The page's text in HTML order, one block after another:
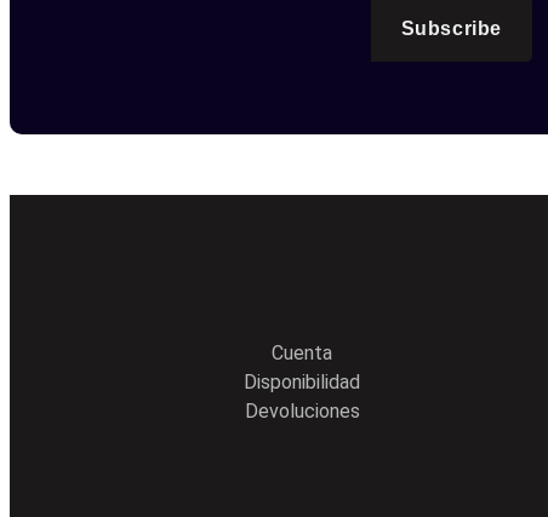
Subscribe
Cuenta
Disponibilidad
Devoluciones